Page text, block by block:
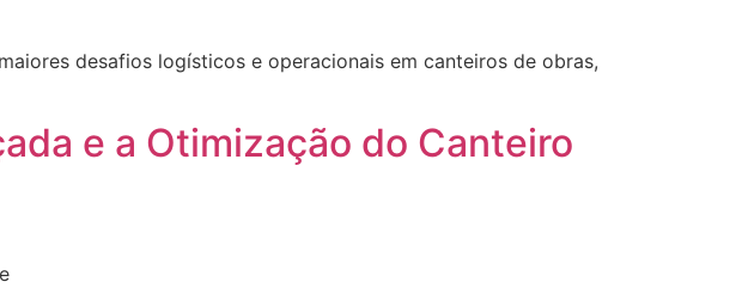
desafios logísticos e operacionais em canteiros de obras,
e a Otimização do Canteiro